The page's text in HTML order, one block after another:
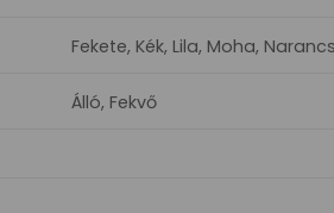
Fekete, Kék, Lila, Moha,
Álló, Fekvő